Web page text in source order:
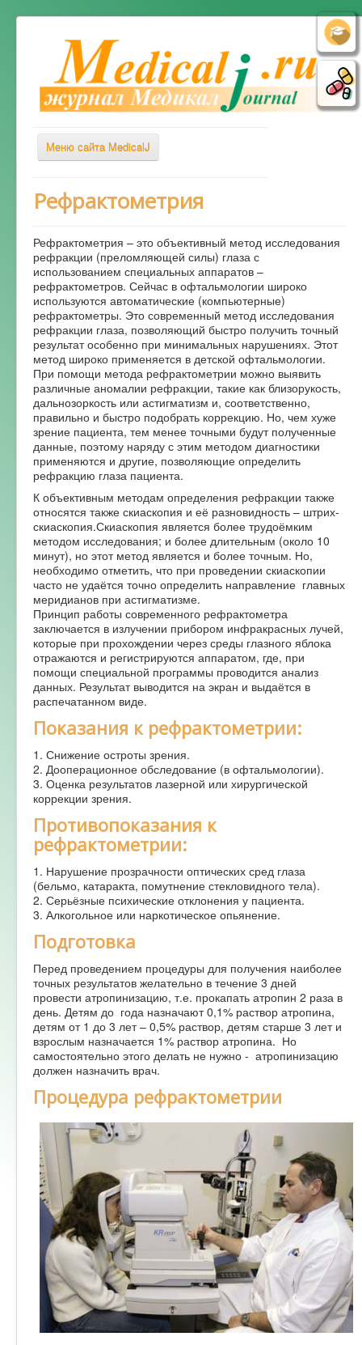
Меню сайта MedicalJ
Весь Медикал
Симптомы
Заболевания
Диагностика
Лечение
Советы врача
Альтернативная медицина
Форум
Рефрактометрия
Рефрактометрия – это объективный метод исследования
рефракции (преломляющей силы) глаза с
использованием специальных аппаратов –
рефрактометров. Сейчас в офтальмологии широко
используются автоматические (компьютерные)
рефрактометры. Это современный метод исследования
рефракции глаза, позволяющий быстро получить точный
результат особенно при минимальных нарушениях. Этот
метод широко применяется в детской офтальмологии.
При помощи метода рефрактометрии можно выявить
различные аномалии рефракции, такие как близорукость,
дальнозоркость или астигматизм и, соответственно,
правильно и быстро подобрать коррекцию. Но, чем хуже
зрение пациента, тем менее точными будут полученные
данные, поэтому наряду с этим методом диагностики
применяются и другие, позволяющие определить
рефракцию глаза пациента.
К объективным методам определения рефракции также
относятся также скиаскопия и её разновидность – штрих-
скиаскопия.Скиаскопия является более трудоёмким
методом исследования; и более длительным (около 10
минут), но этот метод является и более точным. Но,
необходимо отметить, что при проведении скиаскопии
часто не удаётся точно определить направление главных
меридианов при астигматизме.
Принцип работы современного рефрактометра
заключается в излучении прибором инфракрасных лучей,
которые при прохождении через среды глазного яблока
отражаются и регистрируются аппаратом, где, при
помощи специальной программы проводится анализ
данных. Результат выводится на экран и выдаётся в
распечатанном виде.
Показания к рефрактометрии:
1. Снижение остроты зрения.
2. Дооперационное обследование (в офтальмологии).
3. Оценка результатов лазерной или хирургической
коррекции зрения.
Противопоказания к
рефрактометрии:
1. Нарушение прозрачности оптических сред глаза
(бельмо, катаракта, помутнение стекловидного тела).
2. Серьёзные психические отклонения у пациента.
3. Алкогольное или наркотическое опьянение.
Подготовка
Перед проведением процедуры для получения наиболее
точных результатов желательно в течение 3 дней
провести атропинизацию, т.е. прокапать атропин 2 раза в
день. Детям до года назначают 0,1% раствор атропина,
детям от 1 до 3 лет – 0,5% раствор, детям старше 3 лет и
взрослым назначается 1% раствор атропина. Но
самостоятельно этого делать не нужно - атропинизацию
должен назначить врач.
Процедура рефрактометрии